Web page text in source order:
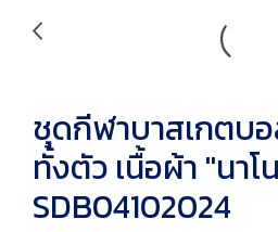
ชุดกีฬาบาสเกตบ
ทั้งตัว เนื้อผ้า "นาโ
SDB04102024